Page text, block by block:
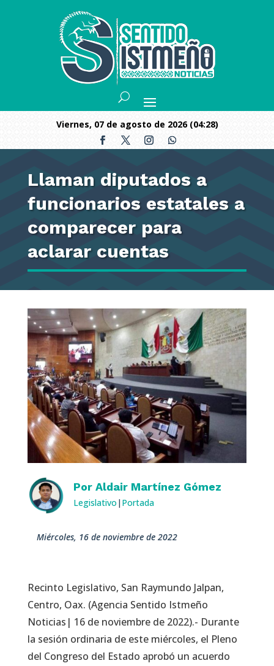
viernes, 07 de agosto de 2026 (04:28)
Llaman diputados a
funcionarios estatales a
comparecer para
aclarar cuentas
Por Aldair Martínez Gómez
Legislativo | Portada
miércoles, 16 de noviembre de 2022
Recinto Legislativo, San Raymundo Jalpan,
Centro, Oax. (Agencia Sentido Istmeño
Noticias| 16 de noviembre de 2022).- Durante
la sesión ordinaria de este miércoles, el Pleno
del Congreso del Estado aprobó un acuerdo